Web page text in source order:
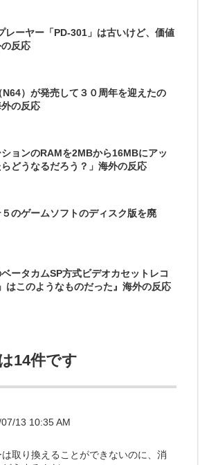
レーヤー「PD-301」は古いけど、価値
反応
N64）が発売して３０周年を迎えたの
の反応
ションのRAMを2MBから16MBにアッ
どうなるだろう？」海外の反応
５のゲームソフトのディスク版を廃
ベータカムSP方式ビデオカセットレコ
はこのようなものだった』海外の反応
14件です
13 10:35 AM
取り換えることができないのに、消